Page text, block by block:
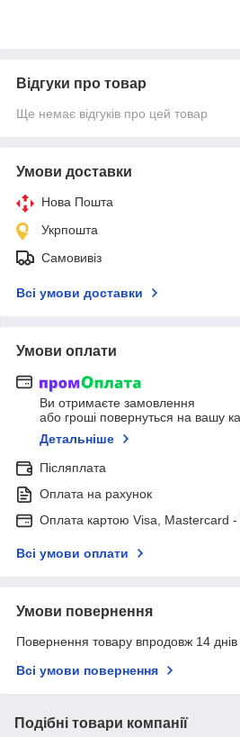
Відгуки про товар
Ще немає відгуків про цей товар
Умови доставки
Нова Пошта
Укрпошта
Самовивіз
Всі умови доставки
Умови оплати
Ви отримаєте замовлення
або гроші повернуться на вашу
Детальніше
Післяплата
Оплата на рахунок
Оплата картою Visa, Mastercard -
Всі умови оплати
Умови повернення
Повернення товару впродовж 14
Всі умови повернення
Подібні товари компанії